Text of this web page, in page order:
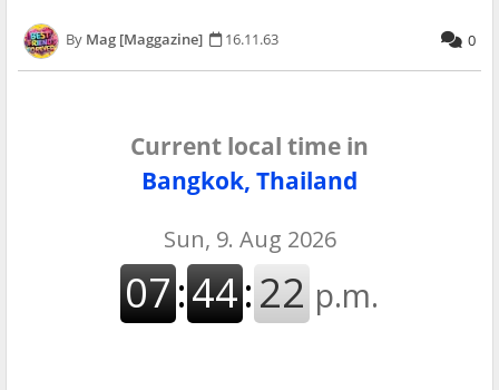
Mag [Maggazine] 16.11.63 0
Current local time in
Bangkok, Thailand